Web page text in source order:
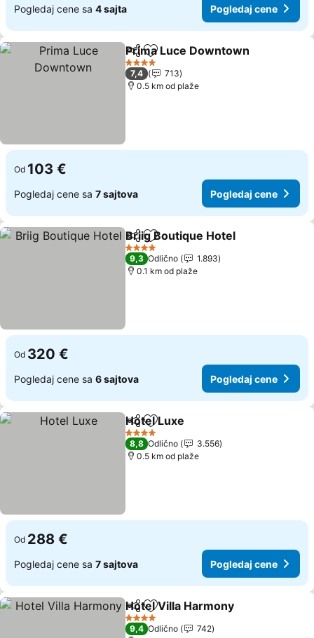
Pogledaj cene sa 4 sajta Pogledaj cene
Deli Dodati u favorite
Prima Luce Downtown
4 Zvezdice
7,4
713
0.5 km od plaže
Od 103 €
Pogledaj cene sa 7 sajtova Pogledaj cene
Deli Dodati u favorite
Briig Boutique Hotel
4 Zvezdice
9,3 Odlično
1.893
0.1 km od plaže
Od 320 €
Pogledaj cene sa 6 sajtova Pogledaj cene
Deli Dodati u favorite
Hotel Luxe
4 Zvezdice
8,8 Odlično
3.556
0.5 km od plaže
Od 288 €
Pogledaj cene sa 7 sajtova Pogledaj cene
Deli Dodati u favorite
Hotel Villa Harmony
4 Zvezdice
9,4 Odlično
742